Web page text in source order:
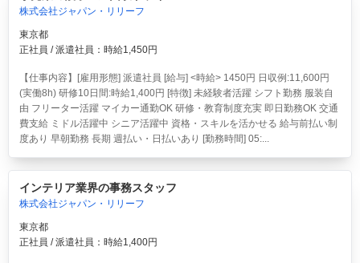
株式会社ジャパン・リリーフ
東京都
正社員 / 派遣社員：時給1,450円
【仕事内容】[雇用形態] 派遣社員 [給与] <時給> 1450円 日収例:11,600円
(実働8h) 研修10日間:時給1,400円 [特徴] 未経験者活躍 シフト勤務 服装自
由 フリーター活躍 マイカー通勤OK 研修・教育制度充実 即日勤務OK 交通
費支給 ミドル活躍中 シニア活躍中 資格・スキルを活かせる 給与前払い制
度あり 早朝勤務 長期 週払い・日払いあり [勤務時間] 05:...
インテリア業界の事務スタッフ
株式会社ジャパン・リリーフ
東京都
正社員 / 派遣社員：時給1,400円